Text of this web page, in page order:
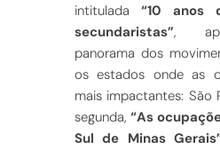
intitulada “10 anos
secundaristas”,
panorama dos
os estados onde as
mais impactantes: São
segunda, “As
Sul de Minas